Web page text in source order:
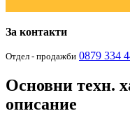
За контакти
Отдел - продажби 0879 334
Основни техн.
описание